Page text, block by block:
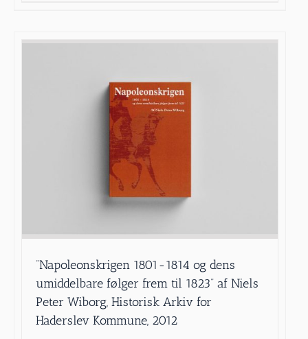
”Napoleonskrigen 1801-1814 og dens
umiddelbare følger frem til 1823” af Niels
Peter Wiborg, Historisk Arkiv for
Haderslev Kommune, 2012